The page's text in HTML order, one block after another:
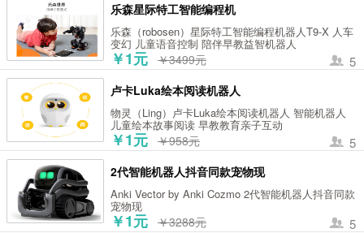
乐森星际特工智能编程机
乐森（robosen）星际特工智能编程机器人T9-X 人车
变幻 儿童语音控制 陪伴早教益智机器人
￥1元 ￥3499元 5
卢卡Luka绘本阅读机器人
物灵（Ling）卢卡Luka绘本阅读机器人 智能机器人
儿童绘本故事阅读 早教教育亲子互动
￥1元 ￥958元 5
2代智能机器人抖音同款宠物现
Anki Vector by Anki Cozmo 2代智能机器人抖音同款
宠物现
￥1元 ￥3288元 5